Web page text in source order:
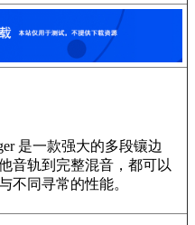
是一款强大的多段镶边
音轨到完整混音，都可以
不同寻常的性能。